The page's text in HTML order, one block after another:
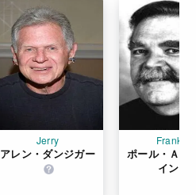
Jerry
アレン・ダンジガー
Franklin
ポール・Ａ・
イン